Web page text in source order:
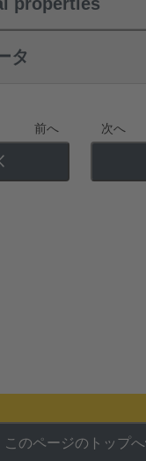
タ
前へ 次へ
このページのトップへ